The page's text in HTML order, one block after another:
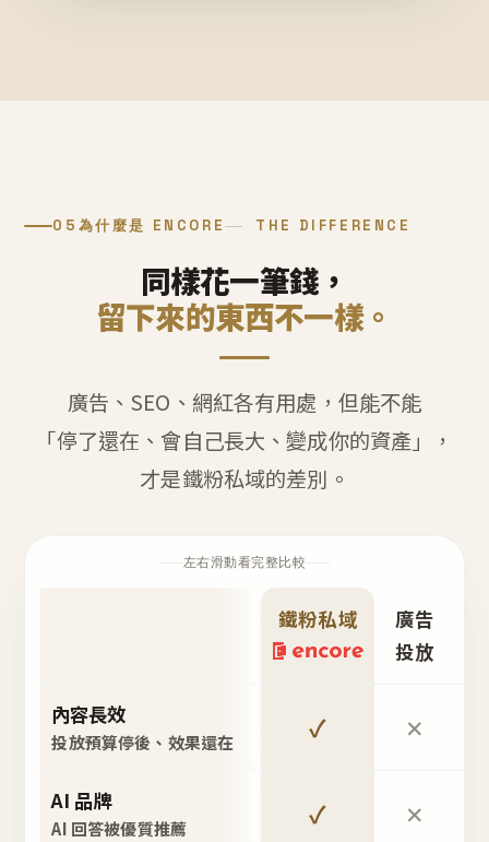
05 為什麼是 ENCORE THE DIFFERENCE
同樣花一筆錢，
留下來的東西不一樣。
廣告、SEO、網紅各有用處，但能不能
「停了還在、會自己長大、變成你的資產」，
才是鐵粉私域的差別。
左右滑動看完整比較
鐵粉私域
廣告
投放
內容長效
投放預算停後、效果還在 ✓ ✕
AI 品牌
AI 回答被優質推薦 ✓ ✕